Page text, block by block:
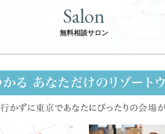
Salon
無料相談サロン